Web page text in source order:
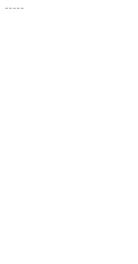
-----